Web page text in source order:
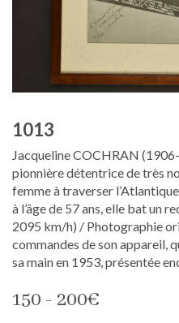
1013
Jacqueline COCHRAN
pionnière détentrice de très
femme à traverser
à l’âge de 57 ans, elle bat un
2095 km/h) / Photographie
commandes de son appareil,
sa main en 1953, présentée
150 - 200€